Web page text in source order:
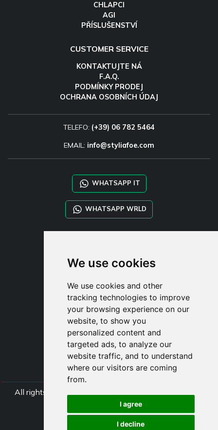
We use cookies
We use cookies and other
tracking technologies to improve
your browsing experience on our
website, to show you
personalized content and
targeted ads, to analyze our
website traffic, and to understand
where our visitors are coming
from.
I agree
I decline
CHLAPCI
AGI
PŘÍSLUŠENSTVÍ
CUSTOMER SERVICE
KONTAKTUJTE NÁ
F.A.Q.
PODMÍNKY PRODEJ
OCHRANA OSOBNÍCH ÚDAJ
TELEFO: (+39) 06 782 5464
EMAIL: info@styliafoe.com
WHATSAPP IT
WHATSAPP WRLD
TAYLOR MADE ORDERS
UŽIVATE
ZAREGISTROVA
PŘIHLÁSIT S
NÁKUPNÍ KOŠÍ
All rights Styliafoe s.r.l. © 2025 - DI IT15015641002
Follow us